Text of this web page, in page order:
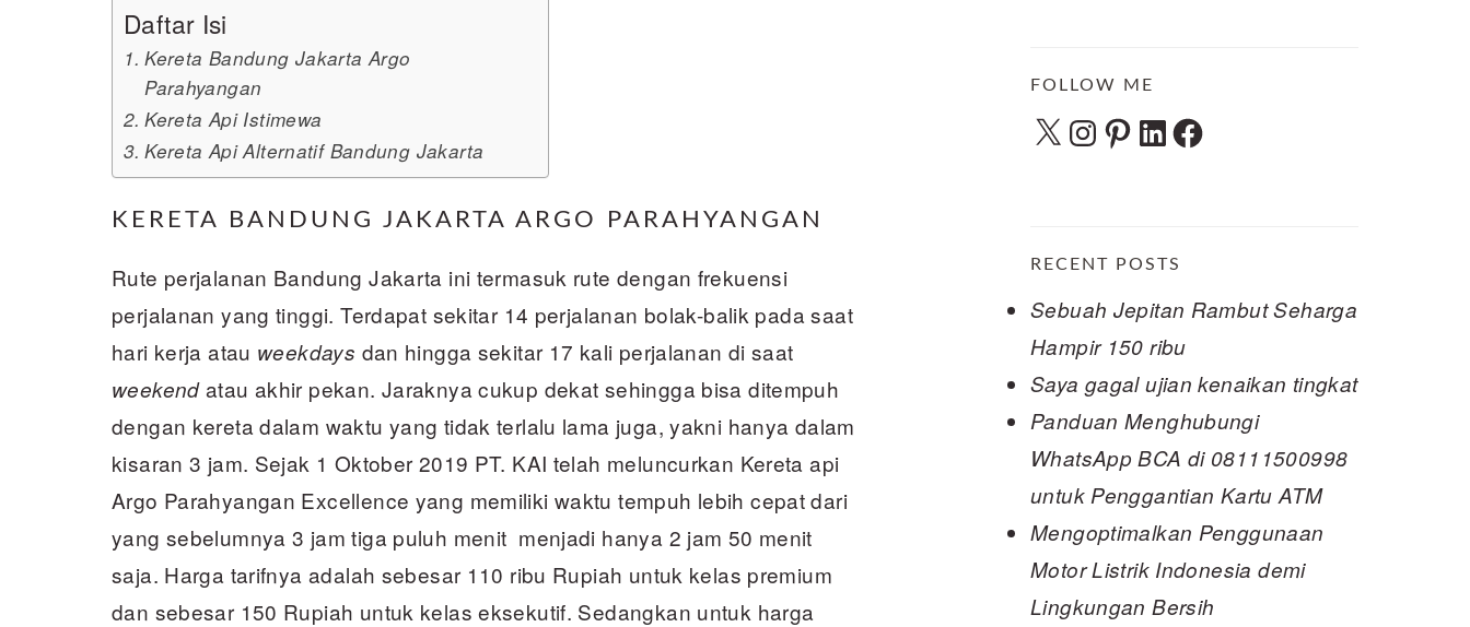
Daftar Isi
Kereta Bandung Jakarta Argo
Parahyangan
Kereta Api Istimewa
Kereta Api Alternatif Bandung Jakarta
KERETA BANDUNG JAKARTA ARGO PARAHYANGAN
Rute perjalanan Bandung Jakarta ini termasuk rute dengan frekuensi
perjalanan yang tinggi. Terdapat sekitar 14 perjalanan bolak-balik pada saat
hari kerja atau weekdays dan hingga sekitar 17 kali perjalanan di saat
weekendatau akhir pekan. Jaraknya cukup dekat sehingga bisa ditempuh
dengan kereta dalam waktu yang tidak terlalu lama juga, yakni hanya dalam
kisaran 3 jam. Sejak 1 Oktober 2019 PT. KAI telah meluncurkan Kereta api
Argo Parahyangan Excellence yang memiliki waktu tempuh lebih cepat dari
yang sebelumnya 3 jam tiga puluh menit menjadi hanya 2 jam 50 menit
saja. Harga tarifnya adalah sebesar 110 ribu Rupiah untuk kelas premium
dan sebesar 150 Rupiah untuk kelas eksekutif. Sedangkan untuk harga
FOLLOW ME
X Instagram
Pinterest
LinkedInFacebook
RECENT POSTS
Sebuah Jepitan Rambut Seharga
Hampir 150 ribu
Saya gagal ujian kenaikan tingkat
Panduan Menghubungi
WhatsApp BCA di 08111500998
untuk Penggantian Kartu ATM
Mengoptimalkan Penggunaan
Motor Listrik Indonesia demi
Lingkungan Bersih